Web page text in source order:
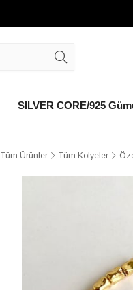
SILVER CORE/925
Tüm Ürünler Tüm Kolyeler